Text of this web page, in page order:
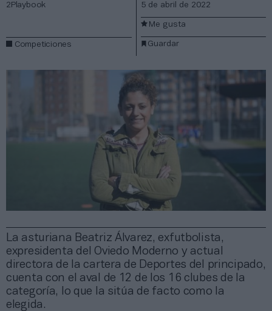
La asturiana Beatriz Álvarez, exfutbolista,
expresidenta del Oviedo Moderno y actual
directora de la cartera de Deportes del principado,
cuenta con el aval de 12 de los 16 clubes de la
categoría, lo que la sitúa de facto como la
elegida.
2Playbook
Competiciones
5 de abril de 2022
Guardar
Me gusta